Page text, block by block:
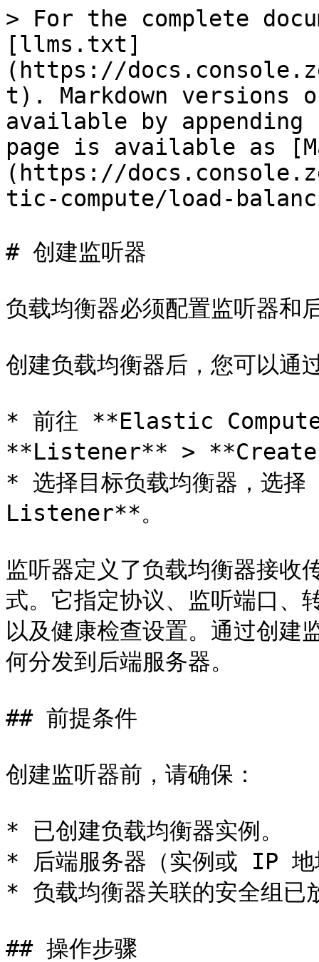
> For the complete
[llms.txt]
(https://
t). Markdown versions
available by
page is available as
(https://
tic-compute/load-
# 创建监听器
负载均衡器必须配置监听器和
创建负载均衡器后，您可以通
* 前往 **Elastic
**Listener** >
* 选择目标负载均衡器，
Listener**。
监听器定义了负载均衡器接收
式。它指定协议、监听端口、
以及健康检查设置。通过创建
何分发到后端服务器。
## 前提条件
创建监听器前，请确保：
* 已创建负载均衡器实例。
* 后端服务器（实例或 IP 地
* 负载均衡器关联的安全组已
## 操作步骤